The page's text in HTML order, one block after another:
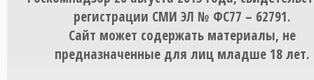
регистрации СМИ ЭЛ № ФС77 – 62791.
Сайт может содержать материалы, не
предназначенные для лиц младше 18 лет.